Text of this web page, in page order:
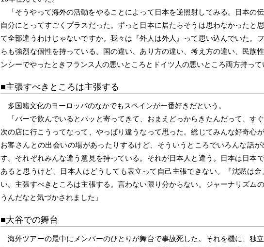
「そうやって海外の活動をやることによって日本を逆照射してみる。日本の
自分にとってすごくプラスだった。ずっと日本に居たらそうは思わなかったと
て全部違うわけじゃないですか。我々は『外人は外人』って思い込んでいた。
らも強烈な個性を持っている。国の違い、あり方の違い、考え方の違い、民族
ンシーでやったときフランス人の悪いところとドイツ人の悪いところ両方持っ
主張すべきところは主張する
多国籍文化のヨーロッパのなかでもスペインが一番好きだという。
「バーで飲んでいるとパッと寄ってきて、おまえどっからきたんだって、す
次の店に行こうってなって、やっぱり違うなって思った。総じてみんな好奇心
お客さんとの出会いの場があったりするけど、そういうところでいろんな話
す。それぞれみんな違う意見を持っている。それが日本人と違う。日本は日本
あると思うけど、日本人はどうしても表立って自己主張できない。『沈黙は
い。主張すべきところは主張する。言わない限り分からない。ジャーナリズム
うんだなと気づかされました」
大谷での舞台
海外ツアーの最中にメンバーのひとりが舞台で事故死した。それを機に、独